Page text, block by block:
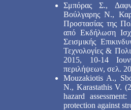
Σμπόρας Σ.,
Βούλγαρης Ν.,
Προστασίας της
από Εκδήλωση
Σεισμικής
Τεχνολογίες &
2015, 10-14
περιλήψεων, σελ.
Mouzakiotis A.,
N., Karastathis V.
hazard
protection against